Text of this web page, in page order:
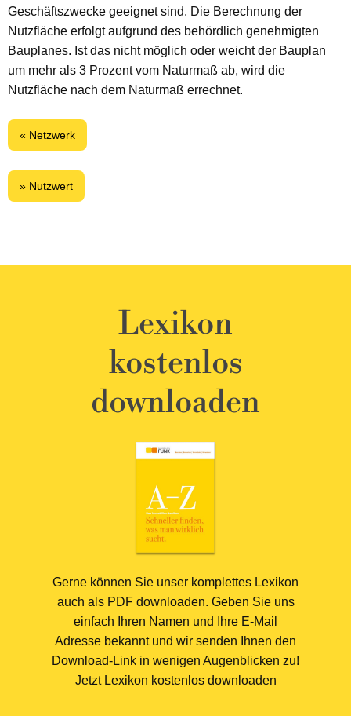
Geschäftszwecke geeignet sind. Die Berechnung der
Nutzfläche erfolgt aufgrund des behördlich genehmigten
Bauplanes. Ist das nicht möglich oder weicht der Bauplan
um mehr als 3 Prozent vom Naturmaß ab, wird die
Nutzfläche nach dem Naturmaß errechnet.
« Netzwerk
» Nutzwert
Lexikon
kostenlos
downloaden
Gerne können Sie unser komplettes Lexikon
auch als PDF downloaden. Geben Sie uns
einfach Ihren Namen und Ihre E-Mail
Adresse bekannt und wir senden Ihnen den
Download-Link in wenigen Augenblicken zu!
Jetzt Lexikon kostenlos downloaden